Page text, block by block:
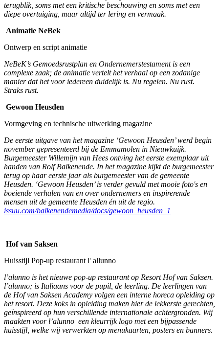
terugblik, soms met een kritische beschouwing en soms met een
diepe overtuiging, maar altijd ter lering en vermaak.
Animatie NeBek
Ontwerp en script animatie
NeBeK’s Gemoedsrustplan en Ondernemerstestament is een
complexe zaak; de animatie vertelt het verhaal op een zodanige
manier dat het voor iedereen duidelijk is. Nu regelen. Nu rust.
Straks rust.
Gewoon Heusden
Vormgeving en technische uitwerking magazine
De eerste uitgave van het magazine ‘Gewoon Heusden’ werd begin
november gepresenteerd bij de Emmamolen in Nieuwkuijk.
Burgemeester Willemijn van Hees ontving het eerste exemplaar uit
handen van Rolf Balkenende. In het magazine kijkt de burgemeester
terug op haar eerste jaar als burgemeester van de gemeente
Heusden. ‘Gewoon Heusden’ is verder gevuld met mooie foto's en
boeiende verhalen van en over ondernemers en inspirerende
mensen uit de gemeente Heusden én uit de regio.
issuu.com/balkenendemedia/docs/gewoon_heusden_1
Hof van Saksen
Huisstijl Pop-up restaurant l' allunno
l’alunno is het nieuwe pop-up restaurant op Resort Hof van Saksen.
l’alunno; is Italiaans voor de pupil, de leerling. De leerlingen van
de Hof van Saksen Academy volgen een interne horeca opleiding op
het resort. Deze koks in opleiding maken hier de lekkerste gerechten,
geïnspireerd op hun verschillende internationale achtergronden. Wij
maakten voor l’alunno een kleurrijk logo met een bijpassende
huisstijl, welke wij verwerkten op menukaarten, posters en banners.